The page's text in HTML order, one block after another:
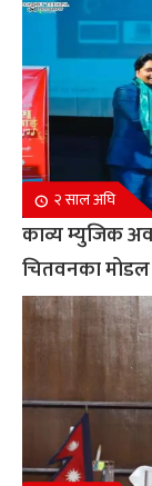
२ साल अघि
काव्य म्युजिक
चितवनका